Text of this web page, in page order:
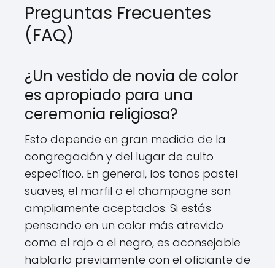
Preguntas Frecuentes
(FAQ)
¿Un vestido de novia de color
es apropiado para una
ceremonia religiosa?
Esto depende en gran medida de la
congregación y del lugar de culto
específico. En general, los tonos pastel
suaves, el marfil o el champagne son
ampliamente aceptados. Si estás
pensando en un color más atrevido
como el rojo o el negro, es aconsejable
hablarlo previamente con el oficiante de